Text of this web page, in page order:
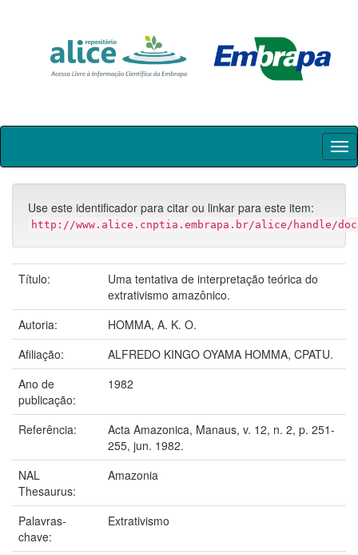
Skip
Use este identificador para citar ou linkar para este item:
http://www.alice.cnptia.embrapa.br/alice/handle/
Título:
Uma tentativa de interpretação teórica do
extrativismo amazônico.
Autoria:
HOMMA, A. K. O.
Afiliação:
ALFREDO KINGO OYAMA HOMMA, CPATU.
Ano de
publicação:
1982
Referência:
Acta Amazonica, Manaus, v. 12, n. 2, p. 251-
255, jun. 1982.
NAL
Thesaurus:
Amazonia
Palavras-
chave:
Extrativismo